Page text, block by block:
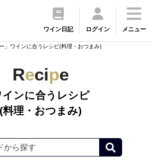
ワイン日記 ログイン メニュー
」ワインに合うレシピ(料理・おつまみ)
Recipe
インに合うレシピ
(料理・おつまみ)